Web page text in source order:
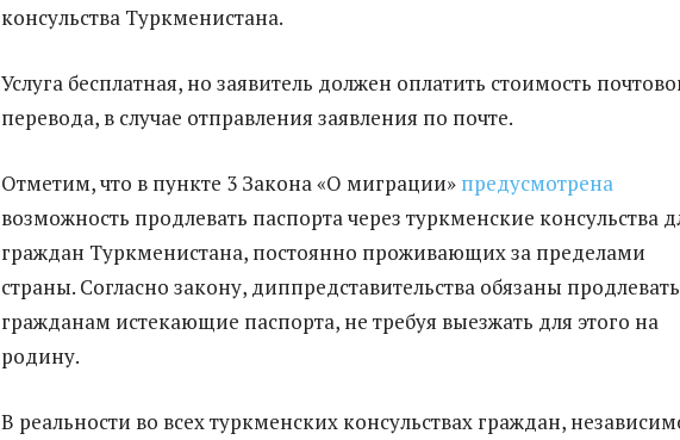
консульства Туркменистана.
Услуга бесплатная, но заявитель должен оплатить стоимость
перевода, в случае отправления заявления по почте.
Отметим, что в пункте 3 Закона «О миграции» предусмотрена
возможность продлевать паспорта через туркменские консульства
граждан Туркменистана, постоянно проживающих за пределами
страны. Согласно закону, диппредставительства обязаны продлевать
гражданам истекающие паспорта, не требуя выезжать для этого на
родину.
В реальности во всех туркменских консульствах граждан,